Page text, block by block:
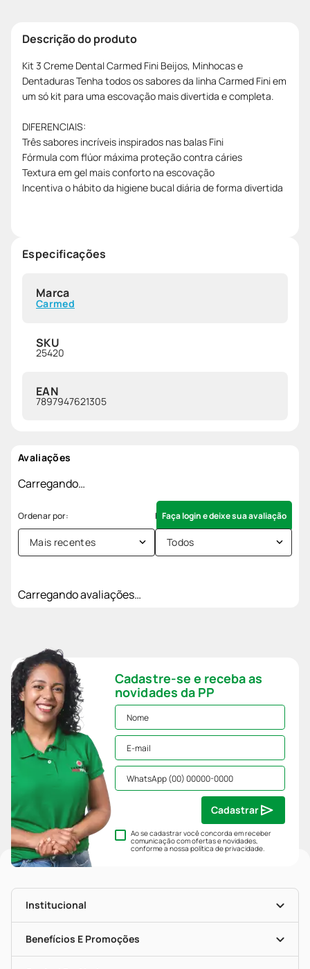
Descrição do produto
Kit 3 Creme Dental Carmed Fini Beijos, Minhocas e
Dentaduras Tenha todos os sabores da linha Carmed Fini em
um só kit para uma escovação mais divertida e completa.
DIFERENCIAIS:
Três sabores incríveis inspirados nas balas Fini
Fórmula com flúor máxima proteção contra cáries
Textura em gel mais conforto na escovação
Incentiva o hábito da higiene bucal diária de forma divertida
Especificações
Marca
Carmed
SKU
25420
EAN
7897947621305
Avaliações
Carregando…
Faça login e deixe sua avaliação
Mais recentes Todos
Carregando avaliações…
Cadastre-se e receba as
novidades da PP
Ao se cadastrar você concorda em receber
comunicação com ofertas e novidades,
conforme a nossapolítica de privacidade.
Cadastrar
Institucional
História
Nossas Lojas
Mapa De Categorias
Benefícios E Promoções
Clube PP